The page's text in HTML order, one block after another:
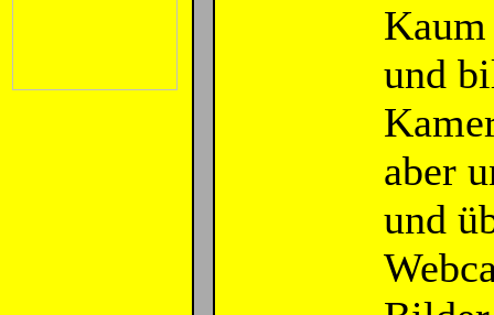
und
aber
und